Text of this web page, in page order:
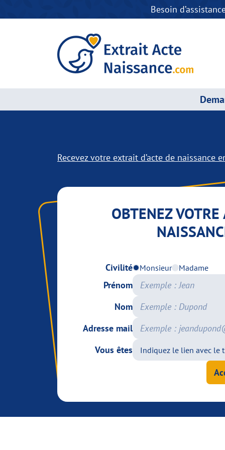
Besoin
Recevez votre extrait d’acte de naissance
OBTENEZ VOTRE
Civilité Monsieur Madame
Prénom
Nom
Adresse mail
Vous êtes